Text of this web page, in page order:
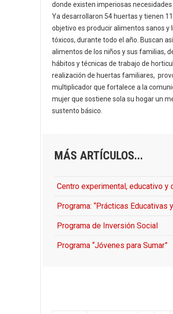
donde existen imperiosas necesidades
Ya desarrollaron 54 huertas y tienen
objetivo es producir alimentos sanos y
tóxicos, durante todo el año. Buscan
alimentos de los niños y sus familias,
hábitos y técnicas de trabajo de
realización de huertas familiares,
multiplicador que fortalece a la
mujer que sostiene sola su hogar un
sustento básico.
MÁS ARTÍCULOS...
Centro experimental, educativo
Programa: “Prácticas Educativas
Programa de Inversión Social
Programa “Jóvenes para Sumar”